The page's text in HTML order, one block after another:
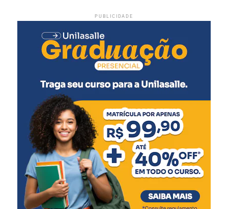
PUBLICIDADE